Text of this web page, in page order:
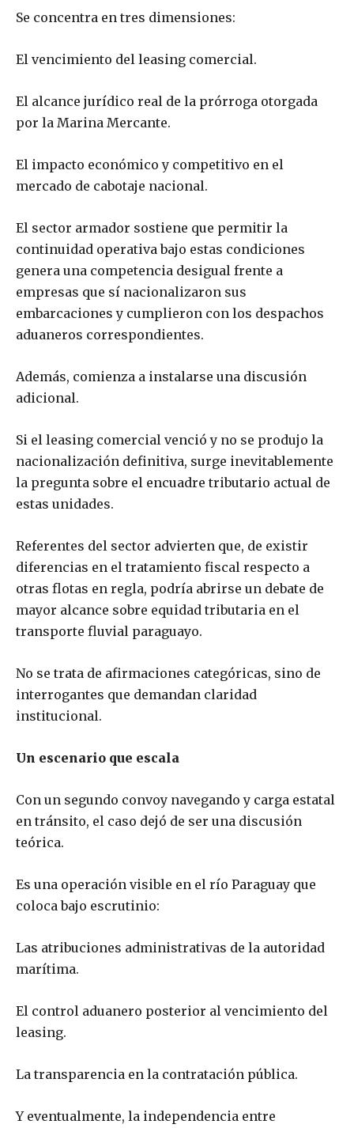
Se concentra en tres dimensiones:
El vencimiento del leasing comercial.
El alcance jurídico real de la prórroga otorgada
por la Marina Mercante.
El impacto económico y competitivo en el
mercado de cabotaje nacional.
El sector armador sostiene que permitir la
continuidad operativa bajo estas condiciones
genera una competencia desigual frente a
empresas que sí nacionalizaron sus
embarcaciones y cumplieron con los despachos
aduaneros correspondientes.
Además, comienza a instalarse una discusión
adicional.
Si el leasing comercial venció y no se produjo la
nacionalización definitiva, surge inevitablemente
la pregunta sobre el encuadre tributario actual de
estas unidades.
Referentes del sector advierten que, de existir
diferencias en el tratamiento fiscal respecto a
otras flotas en regla, podría abrirse un debate de
mayor alcance sobre equidad tributaria en el
transporte fluvial paraguayo.
No se trata de afirmaciones categóricas, sino de
interrogantes que demandan claridad
institucional.
Un escenario que escala
Con un segundo convoy navegando y carga estatal
en tránsito, el caso dejó de ser una discusión
teórica.
Es una operación visible en el río Paraguay que
coloca bajo escrutinio:
Las atribuciones administrativas de la autoridad
marítima.
El control aduanero posterior al vencimiento del
leasing.
La transparencia en la contratación pública.
Y eventualmente, la independencia entre